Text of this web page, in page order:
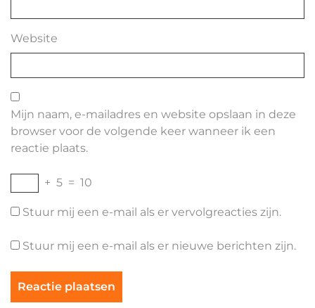
Website
Mijn naam, e-mailadres en website opslaan in deze
browser voor de volgende keer wanneer ik een
reactie plaats.
+ 5 = 10
Stuur mij een e-mail als er vervolgreacties zijn.
Stuur mij een e-mail als er nieuwe berichten zijn.